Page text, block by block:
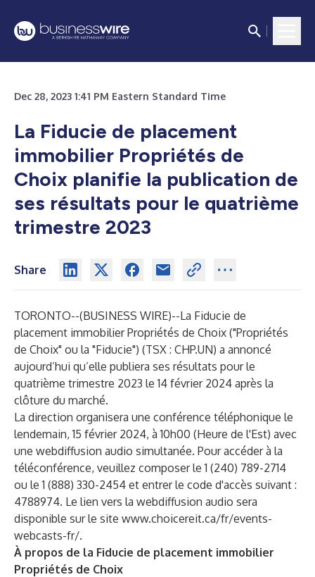
Dec 28, 2023 1:41 PM Eastern Standard Time
La Fiducie de placement
immobilier Propriétés de
Choix planifie la publication de
ses résultats pour le quatrième
trimestre 2023
Share
TORONTO--(BUSINESS WIRE)--La Fiducie de
placement immobilier Propriétés de Choix ("Propriétés
de Choix" ou la "Fiducie") (TSX : CHP.UN) a annoncé
aujourd’hui qu’elle publiera ses résultats pour le
quatrième trimestre 2023 le 14 février 2024 après la
clôture du marché.
La direction organisera une conférence téléphonique le
lendemain, 15 février 2024, à 10h00 (Heure de l'Est) avec
une webdiffusion audio simultanée. Pour accéder à la
téléconférence, veuillez composer le 1 (240) 789-2714
ou le 1 (888) 330-2454 et entrer le code d'accès suivant :
4788974. Le lien vers la webdiffusion audio sera
disponible sur le site www.choicereit.ca/fr/events-
webcasts-fr/.
À propos de la Fiducie de placement immobilier
Propriétés de Choix